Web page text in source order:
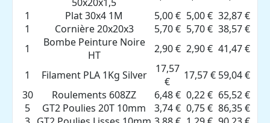
1
Plat 30x4 1M 5,00 € 5,00 € 32,87 €
1
Cornière 20x20x3 5,70 € 5,70 € 38,57 €
1
Bombe Peinture Noire
HT
2,90 € 2,90 € 41,47 €
1
Filament PLA 1Kg Silver
17,57
€
17,57 € 59,04 €
30
Roulements 608ZZ 6,48 € 0,22 € 65,52 €
5
GT2 Poulies 20T 10mm 3,74 € 0,75 € 86,35 €